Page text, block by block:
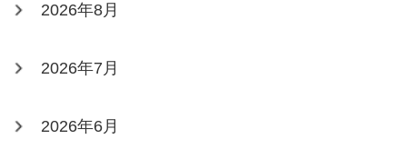
2026年8月
2026年7月
2026年6月